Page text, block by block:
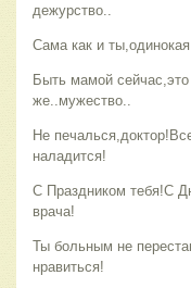
дежурство..
Сама как и
Быть мамой сейчас,это
же..мужество..
Не
наладится!
С Праздником тебя!С
врача!
Ты больным не
нравиться!